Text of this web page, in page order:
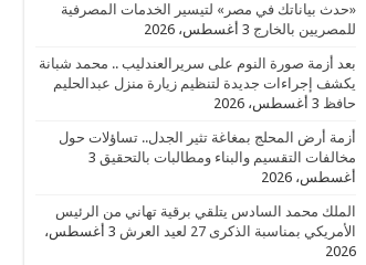
«حدث بياناتك في مصر» لتيسير الخدمات المصرفية
للمصريين بالخارج 3 أغسطس، 2026
بعد أزمة صورة النوم على سريرالعندليب .. محمد شبانة
يكشف إجراءات جديدة لتنظيم زيارة منزل عبدالحليم
حافظ 3 أغسطس، 2026
أزمة أرض المحلج بمغاغة تثير الجدل.. تساؤلات حول
مخالفات التقسيم والبناء ومطالبات بالتحقيق 3
أغسطس، 2026
الملك محمد السادس يتلقي برقية تهاني من الرئيس
الأمريكي بمناسبة الذكرى 27 لعيد العرش
3 أغسطس،
2026